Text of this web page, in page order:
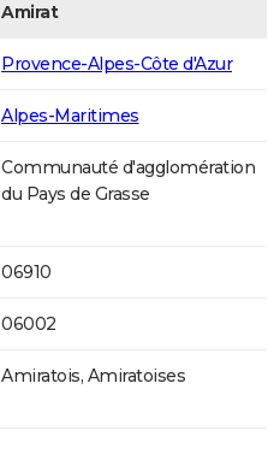
Amirat
Provence-Alpes-Côte d'Azur
Alpes-Maritimes
Communauté d'agglomération
du Pays de Grasse
06910
06002
Amiratois, Amiratoises